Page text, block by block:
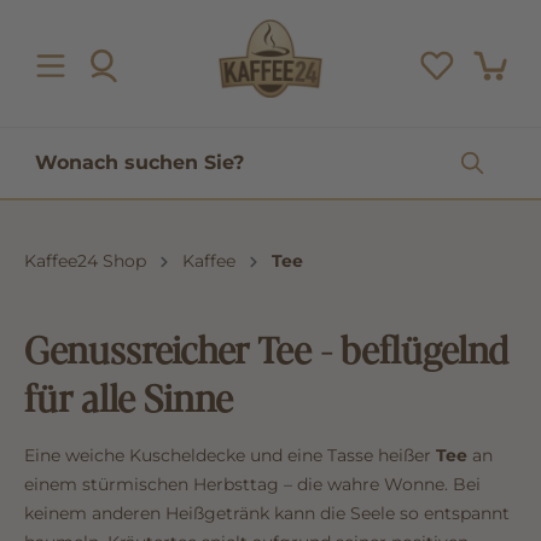
Kaffee24 Shop Kaffee Tee
Genussreicher Tee - beflügelnd
für alle Sinne
Eine weiche Kuscheldecke und eine Tasse heißer Tee an
einem stürmischen Herbsttag – die wahre Wonne. Bei
keinem anderen Heißgetränk kann die Seele so entspannt